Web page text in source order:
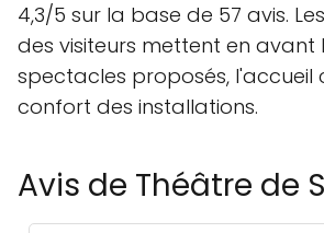
4,3/5 sur la base de 57 avis.
des visiteurs mettent en avant
spectacles proposés, l'accueil
confort des installations.
Avis de Théâtre de